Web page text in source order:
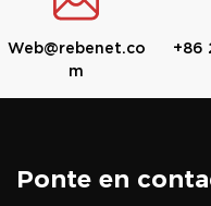
Web@rebenet.co
m
+86
Ponte en